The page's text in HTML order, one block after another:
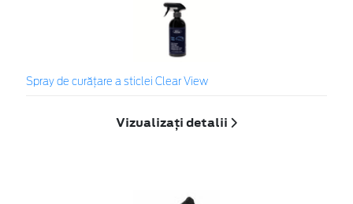
Spray de curățare a sticlei Clear View
Vizualizați detalii